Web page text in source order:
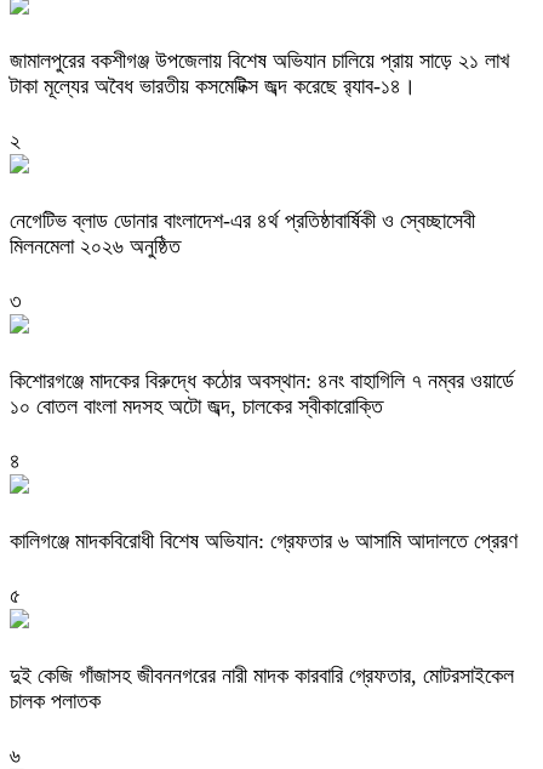
জামালপুরের বকশীগঞ্জ উপজেলায় বিশেষ অভিযান চালিয়ে প্রায় সাড়ে ২১ লাখ
টাকা মূল্যের অবৈধ ভারতীয় কসমেটিক্স জব্দ করেছে র‌্যাব-১৪।
২
নেগেটিভ ব্লাড ডোনার বাংলাদেশ-এর ৪র্থ প্রতিষ্ঠাবার্ষিকী ও স্বেচ্ছাসেবী
মিলনমেলা ২০২৬ অনুষ্ঠিত
৩
কিশোরগঞ্জে মাদকের বিরুদ্ধে কঠোর অবস্থান: ৪নং বাহাগিলি ৭ নম্বর ওয়ার্ডে
১০ বোতল বাংলা মদসহ অটো জব্দ, চালকের স্বীকারোক্তি
৪
কালিগঞ্জে মাদকবিরোধী বিশেষ অভিযান: গ্রেফতার ৬ আসামি আদালতে প্রেরণ
৫
দুই কেজি গাঁজাসহ জীবননগরের নারী মাদক কারবারি গ্রেফতার, মোটরসাইকেল
চালক পলাতক
৬